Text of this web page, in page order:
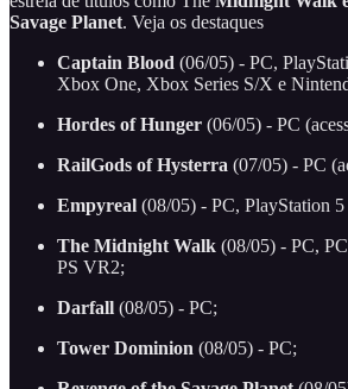
Savage Planet. Veja os destaques
Captain Blood (06/05) - PC,
Xbox One, Xbox Series S/X e
Hordes of Hunger (06/05) - PC
RailGods of Hysterra (07/05) - PC
Empyreal (08/05) - PC, PlayStation
The Midnight Walk (08/05) - PC,
PS VR2;
Darfall (08/05) - PC;
Tower Dominion (08/05) - PC;